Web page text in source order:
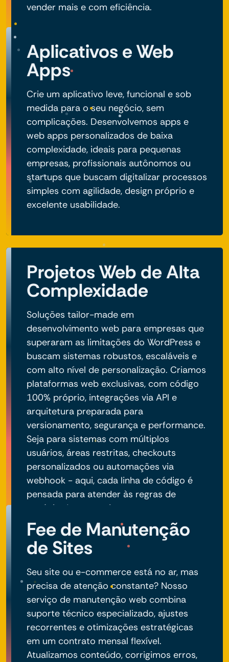
vender mais e com eficiência.
Aplicativos e Web
Apps
Crie um aplicativo leve, funcional e sob
medida para o seu negócio, sem
complicações. Desenvolvemos apps e
web apps personalizados de baixa
complexidade, ideais para pequenas
empresas, profissionais autônomos ou
startups que buscam digitalizar processos
simples com agilidade, design próprio e
excelente usabilidade.
Projetos Web de Alta
Complexidade
Soluções tailor-made em
desenvolvimento web para empresas que
superaram as limitações do WordPress e
buscam sistemas robustos, escaláveis e
com alto nível de personalização. Criamos
plataformas web exclusivas, com código
100% próprio, integrações via API e
arquitetura preparada para
versionamento, segurança e performance.
Seja para sistemas com múltiplos
usuários, áreas restritas, checkouts
personalizados ou automações via
webhook - aqui, cada linha de código é
pensada para atender às regras de
negócio do seu projeto.
Fee de Manutenção
de Sites
Seu site ou e-commerce está no ar, mas
precisa de atenção constante? Nosso
serviço de manutenção web combina
suporte técnico especializado, ajustes
recorrentes e otimizações estratégicas
em um contrato mensal flexível.
Atualizamos conteúdo, corrigimos erros,